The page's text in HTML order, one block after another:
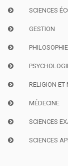
SCIENCES
GESTION
RELIGION ET
MÉDECINE
SCIENCES
SCIENCES